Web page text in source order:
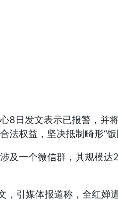
8日发文表示已报警，并
权益，坚决抵制畸形“饭
及一个微信群，其规模
，引媒体报道称，全红